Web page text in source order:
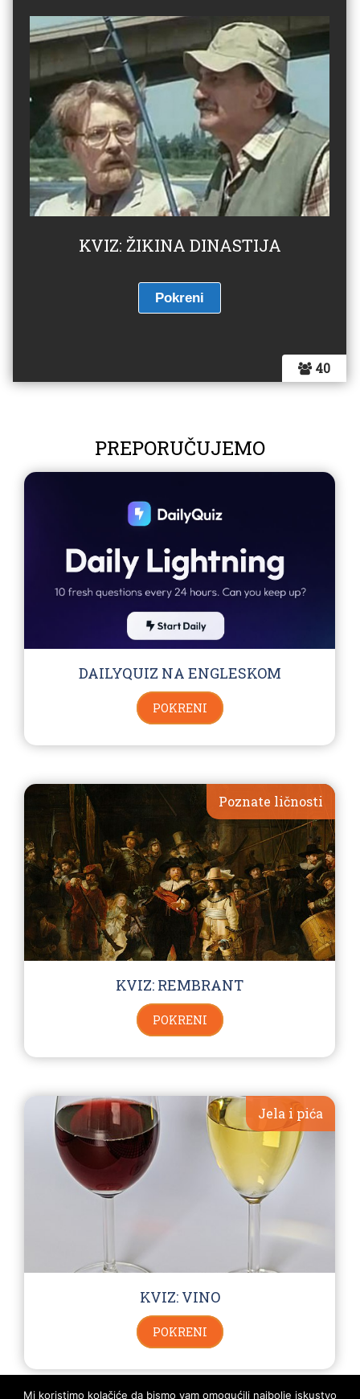
40
KVIZ: ŽIKINA DINASTIJA
PREPORUČUJEMO
DAILYQUIZ NA ENGLESKOM
POKRENI
Poznate ličnosti
KVIZ: REMBRANT
POKRENI
Jela i pića
KVIZ: VINO
POKRENI
Mi koristimo kolačiće da bismo vam omogućili najbolje iskustvo